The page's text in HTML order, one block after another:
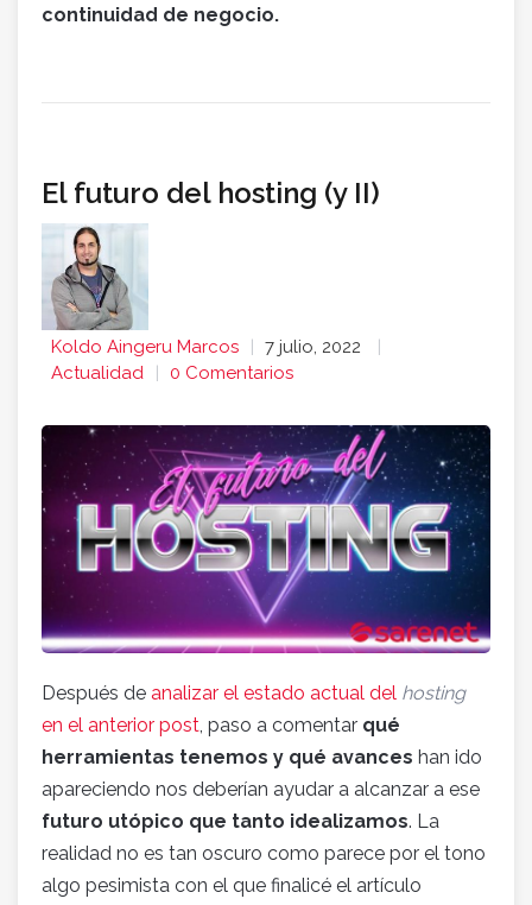
continuidad de negocio.
El futuro del hosting (y II)
Koldo Aingeru Marcos
7 julio, 2022
Actualidad
0 Comentarios
Después de analizar el estado actual del hosting
en el anterior post , paso a comentar qué
herramientas tenemos y qué avances han ido
apareciendo nos deberían ayudar a alcanzar a ese
futuro utópico que tanto idealizamos. La
realidad no es tan oscuro como parece por el tono
algo pesimista con el que finalicé el artículo